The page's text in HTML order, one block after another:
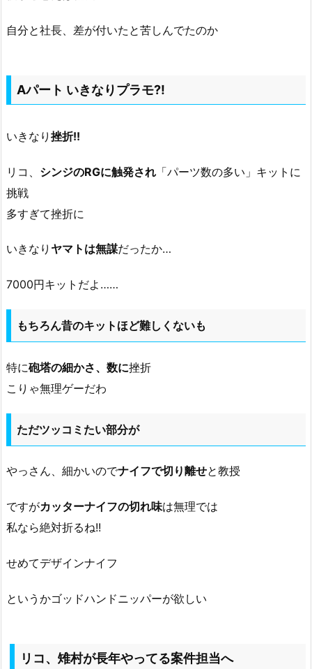
自分と社長、差が付いたと苦しんでたのか
Aパート いきなりプラモ?!
いきなり 挫折!!
リコ、 シンジのRGに触発され 「パーツ数の多い」キットに
挑戦
多すぎて挫折に
いきなり ヤマトは無謀だったか…
7000円キットだよ……
もちろん昔のキットほど難しくないも
特に砲塔の細かさ、数に挫折
こりゃ無理ゲーだわ
ただツッコミたい部分が
やっさん、細かいのでナイフで切り離せと教授
ですがカッターナイフの切れ味は無理では
私なら絶対折るね!!
せめてデザインナイフ
というかゴッドハンドニッパーが欲しい
リコ、雉村が長年やってる案件担当へ